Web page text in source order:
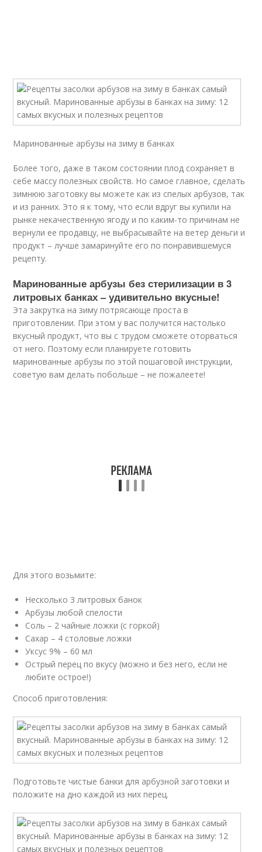
Маринованные арбузы на зиму в банках
Более того, даже в таком состоянии плод сохраняет в
себе массу полезных свойств. Но самое главное, сделать
зимнюю заготовку вы можете как из спелых арбузов, так
и из ранних. Это я к тому, что если вдруг вы купили на
рынке некачественную ягоду и по каким-то причинам не
вернули ее продавцу, не выбрасывайте на ветер деньги и
продукт – лучше замаринуйте его по понравившемуся
рецепту.
Маринованные арбузы без стерилизации в 3
литровых банках – удивительно вкусные!
Эта закрутка на зиму потрясающе проста в
приготовлении. При этом у вас получится настолько
вкусный продукт, что вы с трудом сможете оторваться
от него. Поэтому если планируете готовить
маринованные арбузы по этой пошаговой инструкции,
советую вам делать побольше – не пожалеете!
Для этого возьмите:
Несколько 3 литровых банок
Арбузы любой спелости
Соль – 2 чайные ложки (с горкой)
Сахар – 4 столовые ложки
Уксус 9% – 60 мл
Острый перец по вкусу (можно и без него, если не
любите острое!)
Способ приготовления:
Подготовьте чистые банки для арбузной заготовки и
положите на дно каждой из них перец.